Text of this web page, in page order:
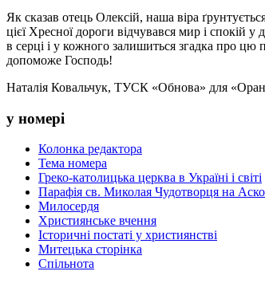
Як сказав отець Олексій, наша віра
цієї Хресної дороги відчувався мир і
в серці і у кожного залишиться згадка про
допоможе Господь!
Наталія Ковальчук, ТУСК «Обнова» для
у номері
Колонка редактора
Тема номера
Греко-католицька церква в Україні і світі
Парафія св. Миколая Чудотворця на
Милосердя
Християнське вчення
Історичні постаті у християнстві
Митецька сторінка
Спільнота